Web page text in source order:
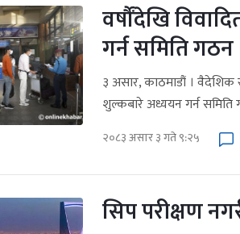
वर्षौंदेखि
गर्न समिति गठन
३ असार, काठमाडौं । वैदेशिक
शुल्कबारे अध्ययन गर्न समिति
२०८३ असार ३ गते ९:२५
सिप परीक्षण